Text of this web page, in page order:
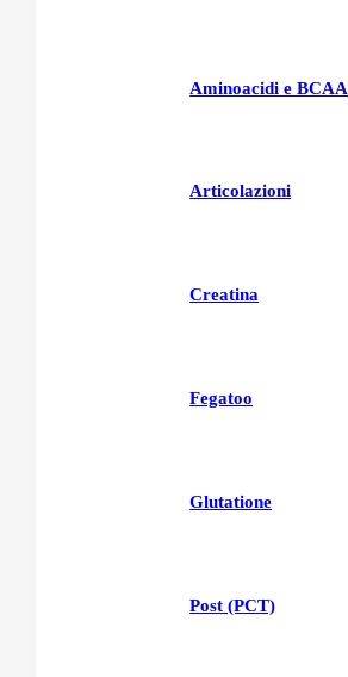
Aminoacidi e BCAA
Articolazioni
Creatina
Fegatoo
Glutatione
Post (PCT)